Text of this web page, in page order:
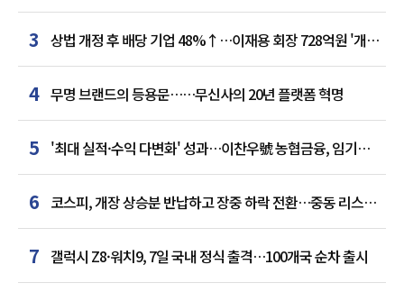
3
상법 개정 후 배당 기업 48%↑…이재용 회장 728억원 '개인
최다'
4 무명 브랜드의 등용문……무신사의 20년 플랫폼 혁명
5 '최대 실적·수익 다변화' 성과…이찬우號 농협금융, 임기
말년 성장 박차
6 코스피, 개장 상승분 반납하고 장중 하락 전환…중동 리스크·
美 경계감
7 갤럭시 Z8·워치9, 7일 국내 정식 출격…100개국 순차 출시